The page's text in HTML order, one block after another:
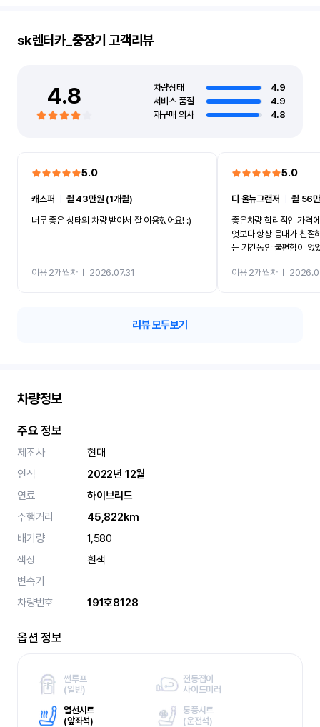
sk렌터카_중장기 고객리뷰
4.8 차량상태
4.9
서비스 품질
4.9
재구매 의사
4.8
5.0
캐스퍼
월 43만원 (1개월)
너무 좋은 상태의 차량 받아서 잘 이용했어요! :)
이용 2개월차ㅣ 2026.07.31
5.0
디 올뉴그랜저 ㅣ월 56
좋은차량 합리적인 가격
엇보다 항상 응대가 친절
는 기간동안 불편함이 없
카 렌트 고민없이 강추합
이용 2개월차ㅣ
리뷰 모두보기
차량정보
주요 정보
제조사
현대
연식
2022년 12월
연료
하이브리드
주행거리
45,822km
배기량
1,580
색상
흰색
변속기
차량번호
191호8128
옵션 정보
썬루프
(일반)
전동접이
사이드미러
열선시트
(앞좌석)
통풍시트
(운전석)